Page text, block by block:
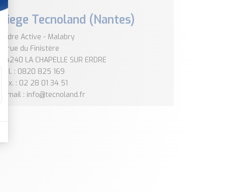
Siege Tecnoland (Nantes)
Erdre Active - Malabry
4 rue du Finistère
44240 LA CHAPELLE SUR ERDRE
Tél. : 0820 825 169
Fax. : 02 28 01 34 51
E-mail : info@tecnoland.fr